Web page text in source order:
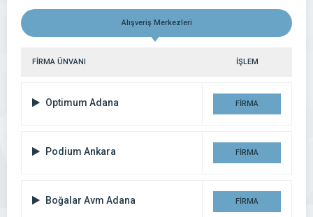
Alışveriş Merkezleri
FİRMA ÜNVANI İŞLEM
Optimum Adana FİRMA
Podium Ankara FİRMA
Boğalar Avm Adana FİRMA